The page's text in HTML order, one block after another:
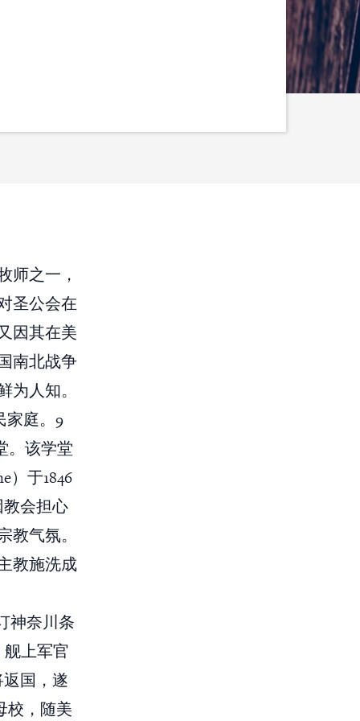
师之一，
圣公会在
因其在美
南北战争
人知。
家庭。9
。该学堂
）于1846
会担心
气氛。
教施洗成
神奈川条
舰上军官
国，遂
校，随美